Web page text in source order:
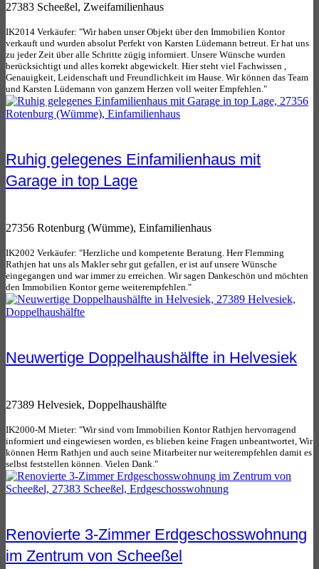
27383 Scheeßel, Zweifamilienhaus
IK2014 Verkäufer: "Wir haben unser Objekt über den Immobilien Kontor
verkauft und wurden absolut Perfekt von Karsten Lüdemann betreut. Er hat uns
zu jeder Zeit über alle Schritte zügig informiert. Unsere Wünsche wurden
berücksichtigt und alles korrekt abgewickelt. Hier steht viel Fachwissen ,
Genauigkeit, Leidenschaft und Freundlichkeit im Hause. Wir können das Team
und Karsten Lüdemann von ganzem Herzen voll weiter Empfehlen."
Ruhig gelegenes Einfamilienhaus mit
Garage in top Lage
27356 Rotenburg (Wümme), Einfamilienhaus
IK2002 Verkäufer: "Herzliche und kompetente Beratung. Herr Flemming
Rathjen hat uns als Makler sehr gut gefallen, er ist auf unsere Wünsche
eingegangen und war immer zu erreichen. Wir sagen Dankeschön und möchten
den Immobilien Kontor gerne weiterempfehlen."
Neuwertige Doppelhaushälfte in Helvesiek
27389 Helvesiek, Doppelhaushälfte
IK2000-M Mieter: "Wir sind vom Immobilien Kontor Rathjen hervorragend
informiert und eingewiesen worden, es blieben keine Fragen unbeantwortet, Wir
können Herrn Rathjen und auch seine Mitarbeiter nur weiterempfehlen damit es
selbst feststellen können. Vielen Dank."
Renovierte 3-Zimmer Erdgeschosswohnung
im Zentrum von Scheeßel